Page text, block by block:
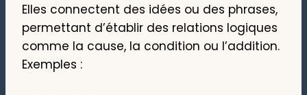
Elles connectent des idées ou des phrases,
permettant d’établir des relations logiques
comme la cause, la condition ou l’addition.
Exemples :